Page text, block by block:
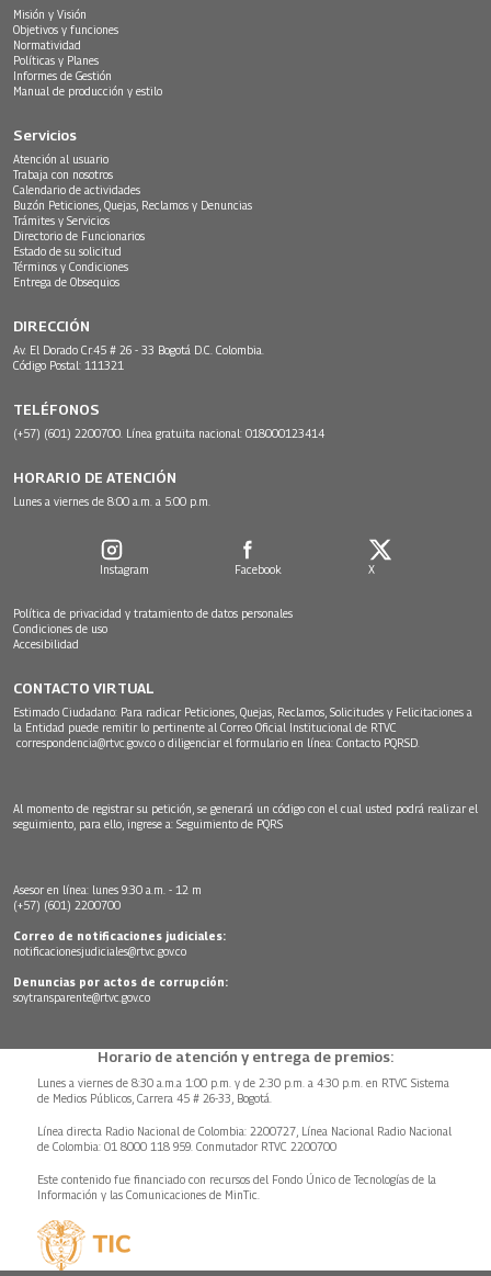
Misión y Visión
Objetivos y funciones
Normatividad
Políticas y Planes
Informes de Gestión
Manual de producción y estilo
Servicios
Atención al usuario
Trabaja con nosotros
Calendario de actividades
Buzón Peticiones, Quejas, Reclamos y Denuncias
Trámites y Servicios
Directorio de Funcionarios
Estado de su solicitud
Términos y Condiciones
Entrega de Obsequios
DIRECCIÓN
Av. El Dorado Cr.45 # 26 - 33 Bogotá D.C. Colombia.
Código Postal: 111321
TELÉFONOS
(+57) (601) 2200700. Línea gratuita nacional: 018000123414
HORARIO DE ATENCIÓN
Lunes a viernes de 8:00 a.m. a 5:00 p.m.
Instagram Facebook X
Política de privacidad y tratamiento de datos personales
Condiciones de uso
Accesibilidad
CONTACTO VIRTUAL
Estimado Ciudadano: Para radicar Peticiones, Quejas, Reclamos, Solicitudes y Felicitaciones a
la Entidad puede remitir lo pertinente al Correo Oficial Institucional de RTVC
correspondencia@rtvc.gov.co o diligenciar el formulario en línea: Contacto PQRSD.
Al momento de registrar su petición, se generará un código con el cual usted podrá realizar el
seguimiento, para ello, ingrese a: Seguimiento de PQRS
Asesor en línea: lunes 9:30 a.m. - 12 m
(+57) (601) 2200700
Correo de notificaciones judiciales:
notificacionesjudiciales@rtvc.gov.co
Denuncias por actos de corrupción:
soytransparente@rtvc.gov.co
Horario de atención y entrega de premios:
Lunes a viernes de 8:30 a.m.a 1:00 p.m. y de 2:30 p.m. a 4:30 p.m. en RTVC Sistema
de Medios Públicos, Carrera 45 # 26-33, Bogotá.
Línea directa Radio Nacional de Colombia: 2200727, Línea Nacional Radio Nacional
de Colombia: 01 8000 118 959. Conmutador RTVC 2200700
Este contenido fue financiado con recursos del Fondo Único de Tecnologías de la
Información y las Comunicaciones de MinTic.